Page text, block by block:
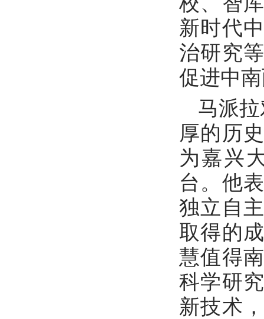
新时代
治研究
促进中
马派
厚的历
为嘉兴
台。他
独立自
取得的
慧值得
科学研
新技术